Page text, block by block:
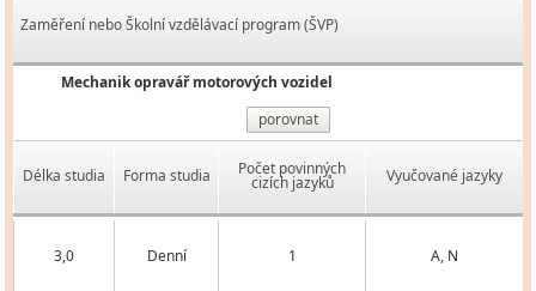
Zaměření nebo Školní vzdělávací program (ŠVP)
Mechanik opravář motorových vozidel
porovnat
Délka studia Forma studia Počet povinných
cizích jazyků Vyučované jazyky
3,0 Denní 1 A, N